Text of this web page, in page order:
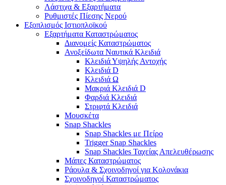
Λάστιχα & Εξαρτήματα
Ρυθμιστές Πίεσης Νερού
Εξοπλισμός Ιστιοπλοϊκού
Εξαρτήματα Καταστρώματος
Διανομείς Καταστρώματος
Ανοξείδωτα Ναυτικά Κλειδιά
Κλειδιά Υψηλής Αντοχής
Κλειδιά D
Κλειδιά Ω
Μακριά Κλειδιά D
Φαρδιά Κλειδιά
Στριφτά Κλειδιά
Μουσκέτα
Snap Shackles
Snap Shackles με Πείρο
Trigger Snap Shackles
Snap Shackles Ταχείας Απελευθέρωσης
Μάπες Καταστρώματος
Ράουλα & Σχοινοδηγοί για Κολονάκια
Σχοινοδηγοί Καταστρώματος